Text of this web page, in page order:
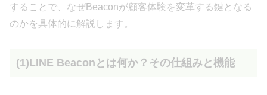
することで、なぜBeaconが顧客体験を変革する鍵となる
のかを具体的に解説します。
(1)LINE Beaconとは何か？その仕組みと機能